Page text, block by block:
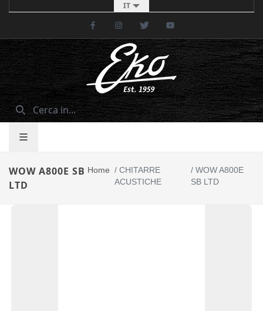
IT
FacebookInstagramTwitter
WOW A800E SB
LTD
Home /CHITARRE
ACUSTICHE
/ WOW A800E
SB LTD